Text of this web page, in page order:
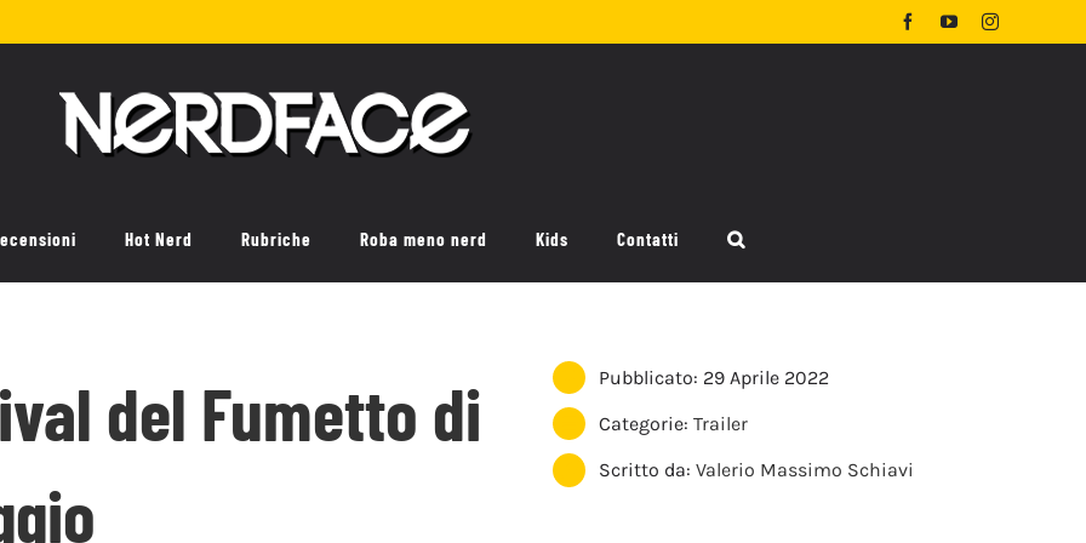
FacebookYouTubeInstagram
Hot Nerd Rubriche Roba meno nerd Kids Contatti
del Fumetto di
Pubblicato: 29 Aprile 2022
Categorie:Trailer
Scritto da:Valerio Massimo Schiavi